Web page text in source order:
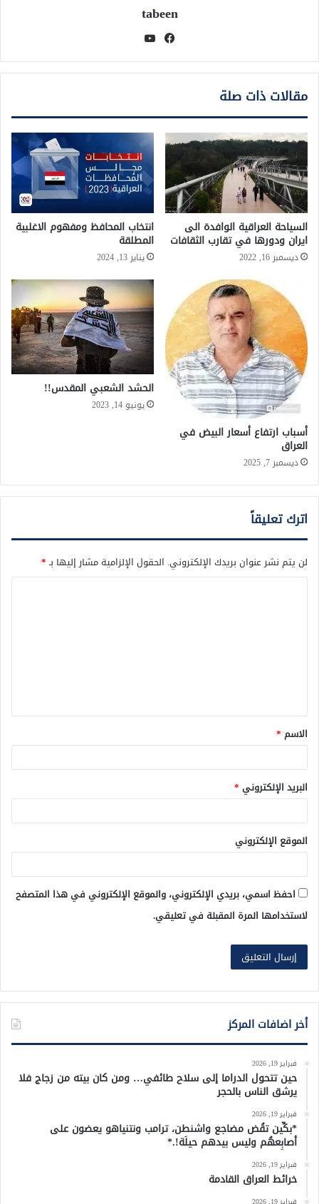
tabeen
فيسبوك
مقالات ذات صلة
السياحة العراقية الوافدة الى
ايران ودورها في تقارب الثقافات
ديسمبر 16, 2022
انتخاب المحافظ ومفهوم الاغلبية
المطلقة
يناير 13, 2024
أسباب ارتفاع أسعار البيض في
العراق
ديسمبر 7, 2025
الحشد الشعبي المقدس!!
يونيو 14, 2023
اترك تعليقاً
لن يتم نشر عنوان بريدك الإلكتروني. الحقول الإلزامية مشار إليها بـ*
ق
*
الاسم *
البريد الإلكتروني *
الموقع الإلكتروني
احفظ اسمي، بريدي الإلكتروني، والموقع الإلكتروني في هذا المتصفح
لاستخدامها المرة المقبلة في تعليقي.
أخر اضافات المركز
فبراير 19, 2026
حين تتحول الدراما إلى سلاح طائفي… ومن كان بيته من زجاج فلا
يرشق الناس بالحجر
فبراير 19, 2026
*بكِّين تقُض مضاجع واشنطن، ترامب ونتنياهو يعضون على
أصابِعهُم وليس بيدهم حيلَة!.*
فبراير 19, 2026
خرائط العراق القادمة